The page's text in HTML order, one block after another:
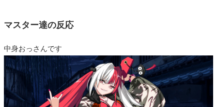
マスター達の反応
中身おっさんです